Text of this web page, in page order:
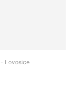
Lovosice